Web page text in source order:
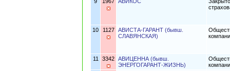
10 1127
АВИСТА-ГАРАНТ (бывш.
СЛАВЯНСКАЯ)
11 3342 АВИЦЕННА (бывш.
ЭНЕРГОГАРАНТ-ЖИЗНЬ)